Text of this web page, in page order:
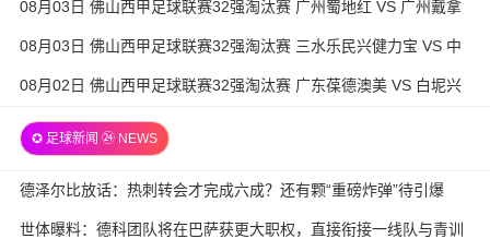
08月03日 佛山西甲足球联赛32强淘汰赛 广州蜀地红 VS 广州戴拿
模 全场录像
08月03日 佛山西甲足球联赛32强淘汰赛 三水乐民兴健力宝 VS 中
国澳门澳科精英 全场录像
08月02日 佛山西甲足球联赛32强淘汰赛 广东葆德澳美 VS 白坭兴
✪ 足球新闻 ㉔ NEWS
德泽尔比放话：热刺转会才完成六成？还有颗“重磅炸弹”待引爆
世体曝料：德科团队将在巴萨获更大职权，直接衔接一线队与青训